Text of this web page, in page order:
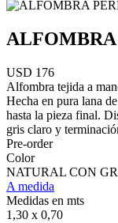
USD 176
Alfombra tejida a
Hecha en pura lana
hasta la pieza final.
gris claro y
Pre-order
Color
NATURAL CON
A medida
Medidas en mts
1,30 x 0,70